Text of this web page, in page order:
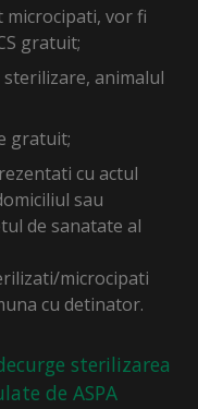
microcipati, vor fi
gratuit;
animalul
gratuit;
cu actul
sau
de sanatate al
microcipati
cu detinator.
sterilizarea
de ASPA